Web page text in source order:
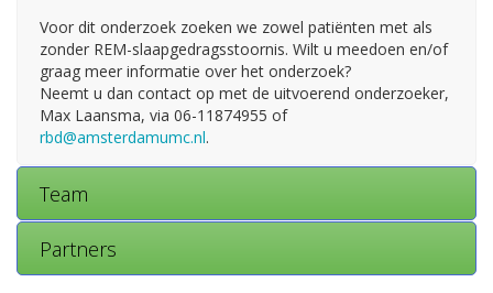
Voor dit onderzoek zoeken we zowel patiënten met als
zonder REM-slaapgedragsstoornis. Wilt u meedoen en/of
graag meer informatie over het onderzoek?
Neemt u dan contact op met de uitvoerend onderzoeker,
Max Laansma, via 06-11874955 of
rbd@amsterdamumc.nl.
Team
Partners